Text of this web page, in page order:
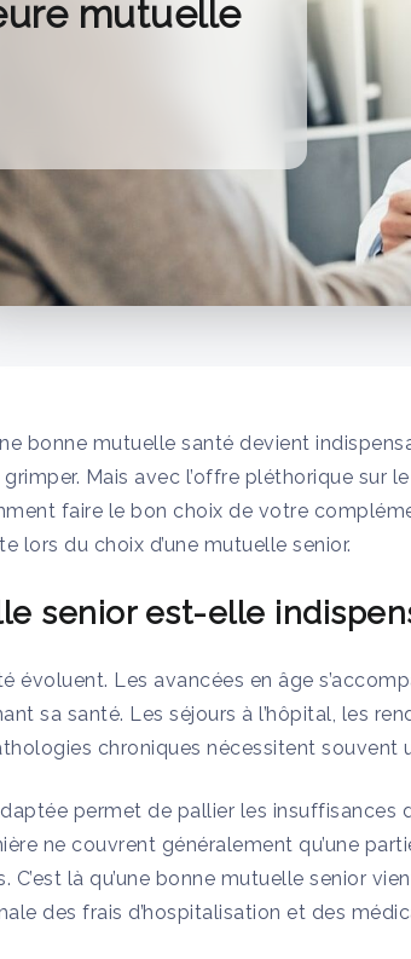
mutuelle
bonne mutuelle santé devient
Mais avec l’offre pléthorique sur
faire le bon choix de votre
lors du choix d’une mutuelle senior.
senior est-elle
évoluent. Les avancées en âge
sa santé. Les séjours à l’hôpital, les
chroniques nécessitent souvent
permet de pallier les insuffisances
ne couvrent généralement qu’une
C’est là qu’une bonne mutuelle senior
des frais d’hospitalisation et des